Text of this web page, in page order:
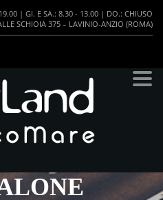
| GI. E SA.: 8.30 - 13.00 | DO.: CHIUSO
SCHIOIA 375 – LAVINIO-ANZIO (ROMA)